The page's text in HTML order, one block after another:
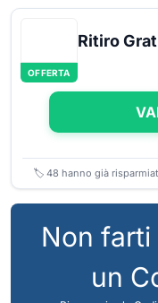
OFFERTA
Ritiro
🏷️ 48 hanno già
Non
un